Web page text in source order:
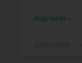
READ MORE »